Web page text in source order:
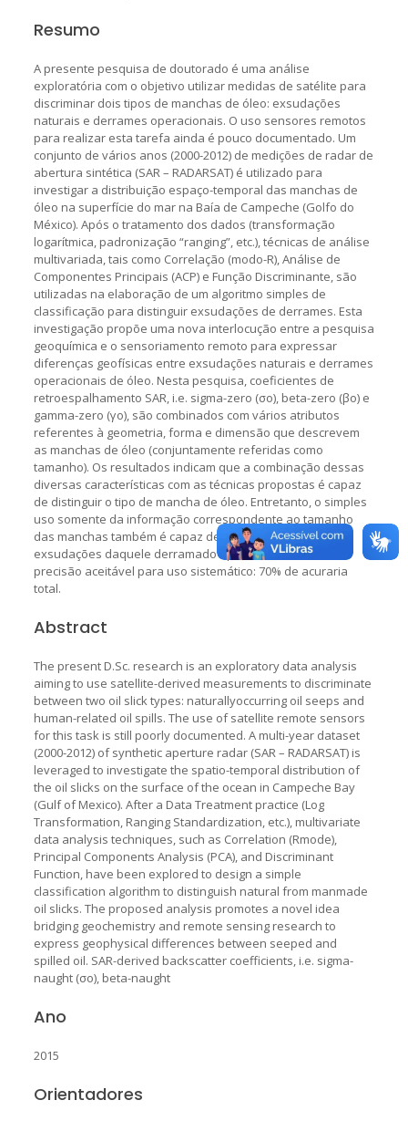
Resumo
A presente pesquisa de doutorado é uma análise
exploratória com o objetivo utilizar medidas de satélite para
discriminar dois tipos de manchas de óleo: exsudações
naturais e derrames operacionais. O uso sensores remotos
para realizar esta tarefa ainda é pouco documentado. Um
conjunto de vários anos (2000-2012) de medições de radar de
abertura sintética (SAR – RADARSAT) é utilizado para
investigar a distribuição espaço-temporal das manchas de
óleo na superfície do mar na Baía de Campeche (Golfo do
México). Após o tratamento dos dados (transformação
logarítmica, padronização “ranging”, etc.), técnicas de análise
multivariada, tais como Correlação (modo-R), Análise de
Componentes Principais (ACP) e Função Discriminante, são
utilizadas na elaboração de um algoritmo simples de
classificação para distinguir exsudações de derrames. Esta
investigação propõe uma nova interlocução entre a pesquisa
geoquímica e o sensoriamento remoto para expressar
diferenças geofísicas entre exsudações naturais e derrames
operacionais de óleo. Nesta pesquisa, coeficientes de
retroespalhamento SAR, i.e. sigma-zero (σo), beta-zero (βo) e
gamma-zero (γo), são combinados com vários atributos
referentes à geometria, forma e dimensão que descrevem
as manchas de óleo (conjuntamente referidas como
tamanho). Os resultados indicam que a combinação dessas
diversas características com as técnicas propostas é capaz
de distinguir o tipo de mancha de óleo. Entretanto, o simples
uso somente da informação correspondente ao tamanho
das manchas também é capaz de distinguir o óleo de
exsudações daquele derramado operacionalmente com
precisão aceitável para uso sistemático: 70% de acuraria
total.
Abstract
The present D.Sc. research is an exploratory data analysis
aiming to use satellite-derived measurements to discriminate
between two oil slick types: naturallyoccurring oil seeps and
human-related oil spills. The use of satellite remote sensors
for this task is still poorly documented. A multi-year dataset
(2000-2012) of synthetic aperture radar (SAR – RADARSAT) is
leveraged to investigate the spatio-temporal distribution of
the oil slicks on the surface of the ocean in Campeche Bay
(Gulf of Mexico). After a Data Treatment practice (Log
Transformation, Ranging Standardization, etc.), multivariate
data analysis techniques, such as Correlation (Rmode),
Principal Components Analysis (PCA), and Discriminant
Function, have been explored to design a simple
classification algorithm to distinguish natural from manmade
oil slicks. The proposed analysis promotes a novel idea
bridging geochemistry and remote sensing research to
express geophysical differences between seeped and
spilled oil. SAR-derived backscatter coefficients, i.e. sigma-
naught (σo), beta-naught
Ano
2015
Orientadores